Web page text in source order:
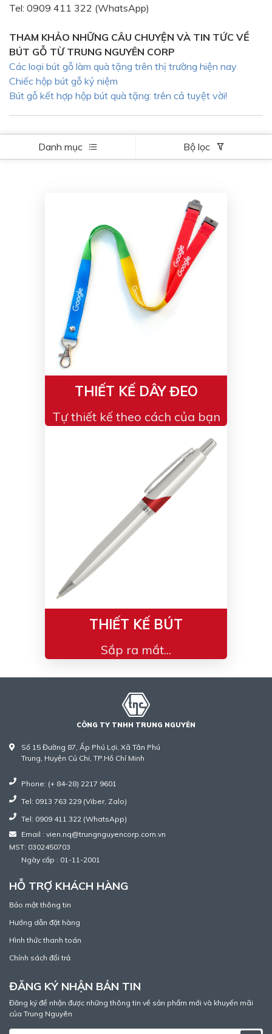
Đen - Trắng
Xanh xám
Cà phê
Xanh dương - Đen
Đỏ nâu
Đen - Nơ
Bạc 1cm
Bạc 2cm
Bạc mini 1cm
Tel: 0909 411 322 (WhatsApp)
THAM KHẢO NHỮNG CÂU CHUYỆN VÀ TIN TỨC VỀ
BÚT GỖ TỪ TRUNG NGUYÊN CORP
Các loại bút gỗ làm quà tặng trên thị trường hiện nay
Chiếc hộp bút gỗ kỷ niệm
Bút gỗ kết hợp hộp bút quà tặng: trên cả tuyệt vời!
Danh mục Bộ lọc
THIẾT KẾ DÂY ĐEO
Tự thiết kế theo cách của bạn
THIẾT KẾ BÚT
Sắp ra mắt...
CÔNG TY TNHH TRUNG NGUYÊN
Số 15 Đường 87, Ấp Phú Lợi, Xã Tân Phú
Trung, Huyện Củ Chi, TP.Hồ Chí Minh
Phone: (+ 84-28) 2217 9601
Tel: 0913 763 229 (Viber, Zalo)
Tel: 0909 411 322 (WhatsApp)
Email : vien.nq@trungnguyencorp.com.vn
MST: 0302450703
Ngày cấp : 01-11-2001
HỖ TRỢ KHÁCH HÀNG
Bảo mật thông tin
Hướng dẫn đặt hàng
Hình thức thanh toán
Chính sách đổi trả
ĐĂNG KÝ NHẬN BẢN TIN
Đăng ký để nhận được những thông tin về sản phẩm mới và khuyến mãi
của Trung Nguyên